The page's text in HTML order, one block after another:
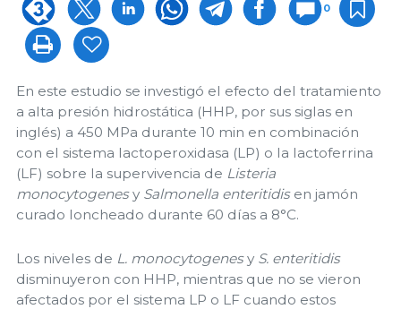
0
En este estudio se investigó el efecto del tratamiento
a alta presión hidrostática (HHP, por sus siglas en
inglés) a 450 MPa durante 10 min en combinación
con el sistema lactoperoxidasa (LP) o la lactoferrina
(LF) sobre la supervivencia de Listeria
monocytogenesy Salmonella enteritidisen jamón
curado loncheado durante 60 días a 8°C.
Los niveles de L. monocytogenesy S. enteritidis
disminuyeron con HHP, mientras que no se vieron
afectados por el sistema LP o LF cuando estos